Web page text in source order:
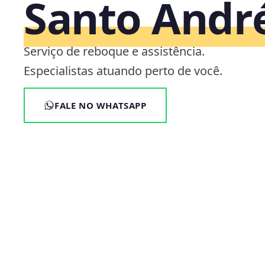
Santo
Serviço de reboque e assistência.
Especialistas atuando perto de você.
FALE NO WHATSAPP